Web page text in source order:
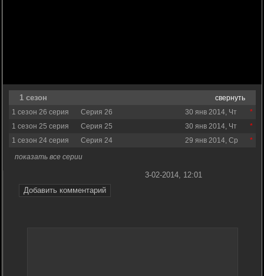
1 сезон
свернуть
1 сезон 26 серия
Серия 26
30 янв 2014, Чт
1 сезон 25 серия
Серия 25
30 янв 2014, Чт
1 сезон 24 серия
Серия 24
29 янв 2014, Ср
показать все серии
Добавить комментарий
3-02-2014, 12:01